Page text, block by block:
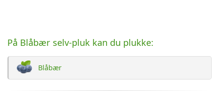
På Blåbær selv-pluk kan du plukke:
Blåbær